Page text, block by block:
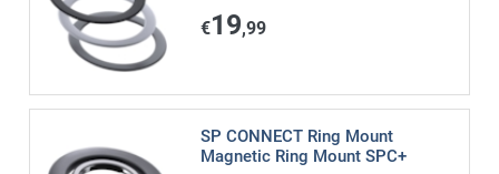
€19,99
SP CONNECT Ring Mount
Magnetic Ring Mount SPC+